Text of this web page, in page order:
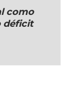
como
déficit